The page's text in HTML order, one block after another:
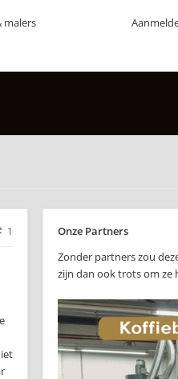
malers
1
Onze Partners
Zonder partners zou
zijn dan ook trots om ze